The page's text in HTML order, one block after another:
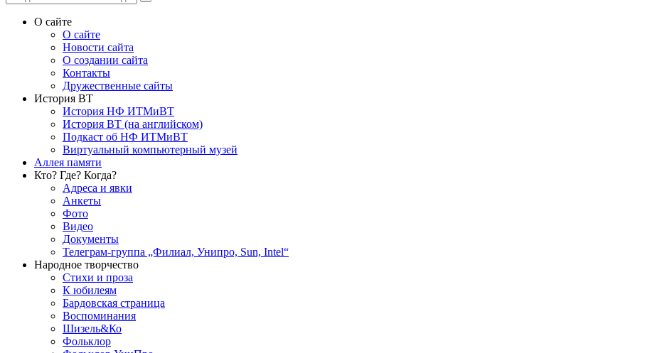
О сайте
О сайте
Новости сайта
О создании сайта
Контакты
Дружественные сайты
История ВТ
История НФ ИТМиВТ
История ВТ (на английском)
Подкаст об НФ ИТМиВТ
Виртуальный компьютерный музей
Аллея памяти
Кто? Где? Когда?
Адреса и явки
Анкеты
Фото
Видео
Документы
Телеграм-группа „Филиал, Унипро, Sun, Intel“
Народное творчество
Стихи и проза
К юбилеям
Бардовская страница
Воспоминания
Шизель&Ко
Фольклор